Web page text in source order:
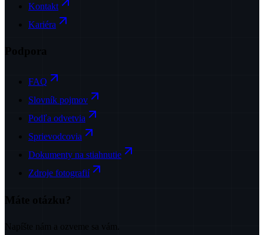
Kontakt
Kariéra
Podpora
FAQ
Slovník pojmov
Podľa odvetvia
Sprievodcovia
Dokumenty na stiahnutie
Zdroje fotografií
Máte otázku?
Napíšte nám a ozveme sa vám.